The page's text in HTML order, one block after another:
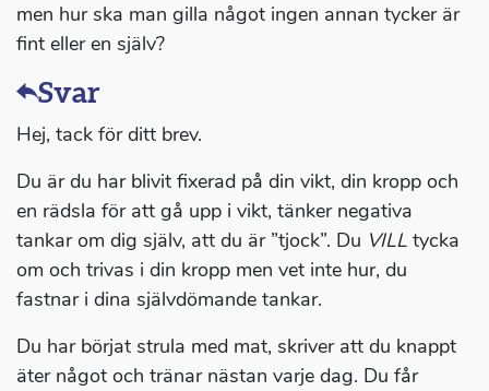
men hur ska man gilla något ingen annan tycker är
fint eller en själv?
Svar
Hej, tack för ditt brev.
Du är du har blivit fixerad på din vikt, din kropp och
en rädsla för att gå upp i vikt, tänker negativa
tankar om dig själv, att du är ”tjock”. Du VILL tycka
om och trivas i din kropp men vet inte hur, du
fastnar i dina självdömande tankar.
Du har börjat strula med mat, skriver att du knappt
äter något och tränar nästan varje dag. Du får